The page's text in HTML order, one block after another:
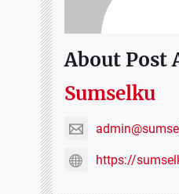
About Post
Sumselku
https://